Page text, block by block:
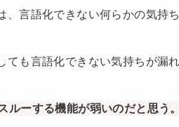
言語化できない何らかの気持
も言語化できない気持ちが漏
ーする機能が弱いのだと思う。